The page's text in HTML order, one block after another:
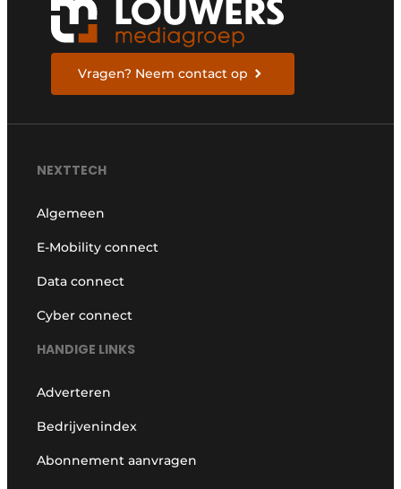
Vragen? Neem contact op
NEXTTECH
Algemeen
E-Mobility connect
Data connect
Cyber connect
HANDIGE LINKS
Adverteren
Bedrijvenindex
Abonnement aanvragen